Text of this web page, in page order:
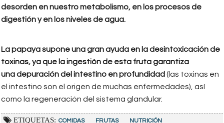
desorden en nuestro metabolismo, en los procesos de
digestión y en los niveles de agua.
La papaya supone una gran ayuda en la desintoxicación de
toxinas, ya que la ingestión de esta fruta garantiza
una depuración del intestino en profundidad (las toxinas en
el intestino son el origen de muchas enfermedades), así
como la regeneración del sistema glandular.
ETIQUETAS: COMIDAS FRUTAS NUTRICIÓN